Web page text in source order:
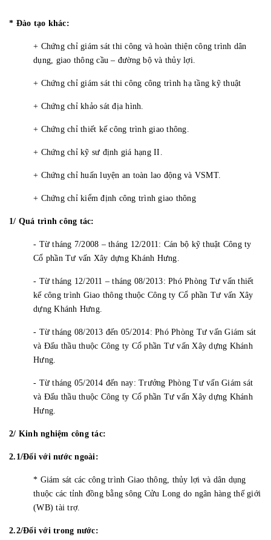
* Đào tạo khác:
+ Chứng chỉ giám sát thi công và hoàn thiện công trình dân
dụng, giao thông cầu – đường bộ và thủy lợi.
+ Chứng chỉ giám sát thi công công trình hạ tầng kỹ thuật
+ Chứng chỉ khảo sát địa hình.
+ Chứng chỉ thiết kế công trình giao thông.
+ Chứng chỉ kỹ sư định giá hạng II.
+ Chứng chỉ huấn luyện an toàn lao động và VSMT.
+ Chứng chỉ kiểm định công trình giao thông
1/ Quá trình công tác:
- Từ tháng 7/2008 – tháng 12/2011: Cán bộ kỹ thuật Công ty
Cổ phần Tư vấn Xây dựng Khánh Hưng.
- Từ tháng 12/2011 – tháng 08/2013: Phó Phòng Tư vấn thiết
kế công trình Giao thông thuộc Công ty Cổ phần Tư vấn Xây
dựng Khánh Hưng.
- Từ tháng 08/2013 đến 05/2014: Phó Phòng Tư vấn Giám sát
và Đấu thầu thuộc Công ty Cổ phần Tư vấn Xây dựng Khánh
Hưng.
- Từ tháng 05/2014 đến nay: Trưởng Phòng Tư vấn Giám sát
và Đấu thầu thuộc Công ty Cổ phần Tư vấn Xây dựng Khánh
Hưng.
2/ Kinh nghiệm công tác:
2.1/Đối với nước ngoài:
* Giám sát các công trình Giao thông, thủy lợi và dân dụng
thuộc các tỉnh đồng bằng sông Cửu Long do ngân hàng thế giới
(WB) tài trợ.
2.2/Đối với trong nước: